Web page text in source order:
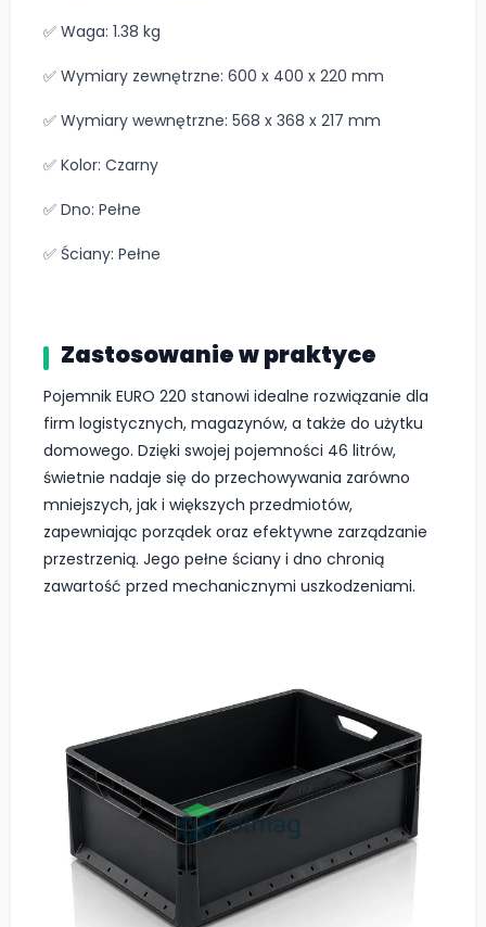
✅ Waga: 1.38 kg
✅ Wymiary zewnętrzne: 600 x 400 x 220 mm
✅ Wymiary wewnętrzne: 568 x 368 x 217 mm
✅ Kolor: Czarny
✅ Dno: Pełne
✅ Ściany: Pełne
Zastosowanie w praktyce
Pojemnik EURO 220 stanowi idealne rozwiązanie dla
firm logistycznych, magazynów, a także do użytku
domowego. Dzięki swojej pojemności 46 litrów,
świetnie nadaje się do przechowywania zarówno
mniejszych, jak i większych przedmiotów,
zapewniając porządek oraz efektywne zarządzanie
przestrzenią. Jego pełne ściany i dno chronią
zawartość przed mechanicznymi uszkodzeniami.